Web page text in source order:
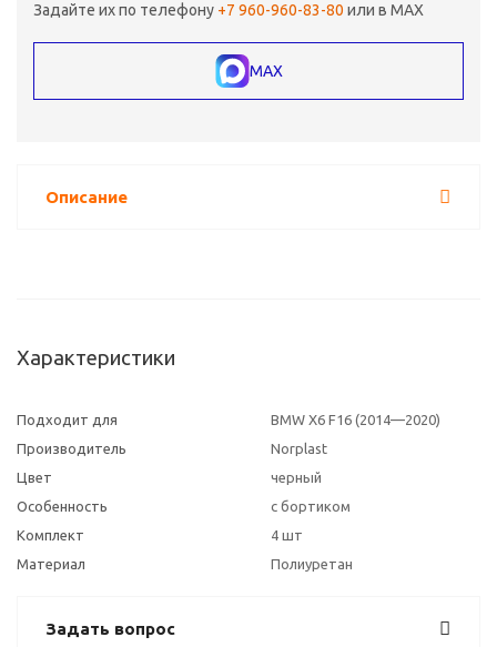
Задайте их по телефону +7 960-960-83-80 или в MAX
MAX
Описание
Характеристики
Подходит для
BMW X6 F16 (2014—2020)
Производитель
Norplast
Цвет
черный
Особенность
с бортиком
Комплект
4 шт
Материал
Полиуретан
Задать вопрос